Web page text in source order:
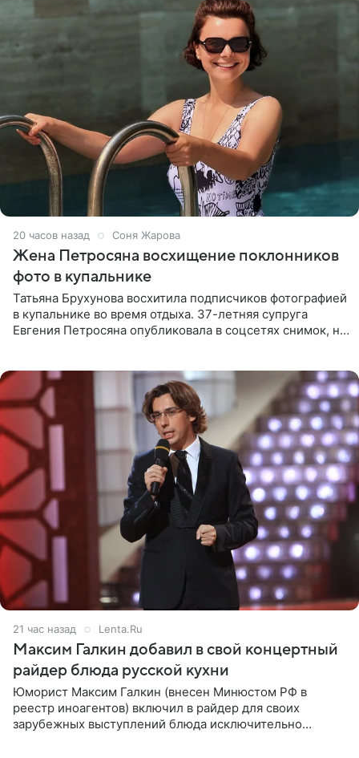
20 часов назад Соня Жарова
Жена Петросяна восхищение поклонников
фото в купальнике
Татьяна Брухунова восхитила подписчиков фотографией
в купальнике во время отдыха. 37-летняя супруга
Евгения Петросяна опубликовала в соцсетях снимок, на
21 час назад Lenta.Ru
Максим Галкин добавил в свой концертный
райдер блюда русской кухни
Юморист Максим Галкин (внесен Минюстом РФ в
реестр иноагентов) включил в райдер для своих
зарубежных выступлений блюда исключительно